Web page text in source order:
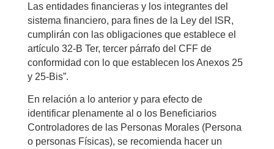
Las entidades financieras y los integrantes del
sistema financiero, para fines de la Ley del ISR,
cumplirán con las obligaciones que establece el
artículo 32-B Ter, tercer párrafo del CFF de
conformidad con lo que establecen los Anexos 25
y 25-Bis”.
En relación a lo anterior y para efecto de
identificar plenamente al o los Beneficiarios
Controladores de las Personas Morales (Persona
o personas Físicas), se recomienda hacer un